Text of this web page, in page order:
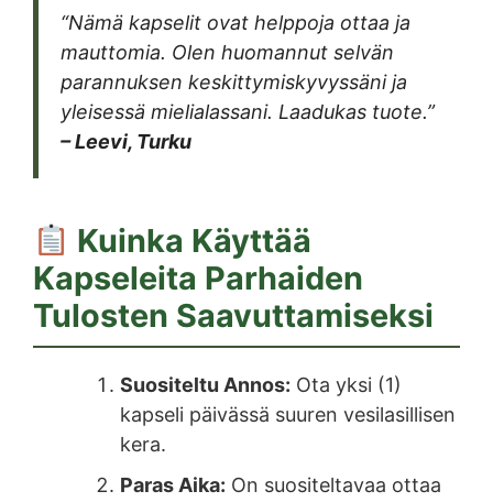
“Nämä kapselit ovat helppoja ottaa ja
mauttomia. Olen huomannut selvän
parannuksen keskittymiskyvyssäni ja
yleisessä mielialassani. Laadukas tuote.”
– Leevi, Turku
Kuinka Käyttää
Kapseleita Parhaiden
Tulosten Saavuttamiseksi
Suositeltu Annos: Ota yksi (1)
kapseli päivässä suuren vesilasillisen
kera.
Paras Aika: On suositeltavaa ottaa